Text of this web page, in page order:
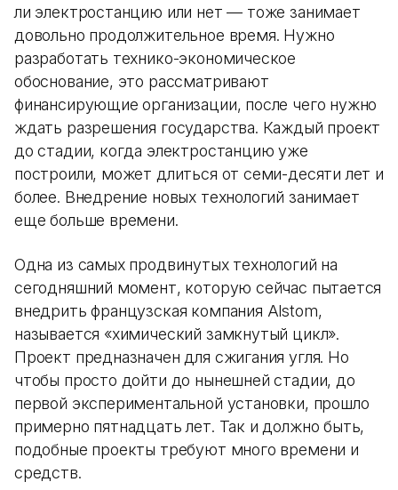
ли электростанцию или нет — тоже занимает
довольно продолжительное время. Нужно
разработать технико-экономическое
обоснование, это рассматривают
финансирующие организации, после чего нужно
ждать разрешения государства. Каждый проект
до стадии, когда электростанцию уже
построили, может длиться от семи-десяти лет и
более. Внедрение новых технологий занимает
еще больше времени.
Одна из самых продвинутых технологий на
сегодняшний момент, которую сейчас пытается
внедрить французская компания Alstom,
называется «химический замкнутый цикл».
Проект предназначен для сжигания угля. Но
чтобы просто дойти до нынешней стадии, до
первой экспериментальной установки, прошло
примерно пятнадцать лет. Так и должно быть,
подобные проекты требуют много времени и
средств.